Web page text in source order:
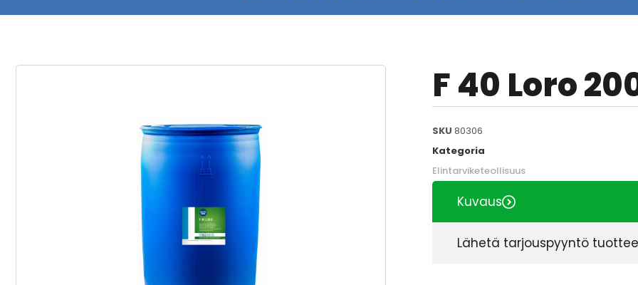
F 40 Loro
SKU 80306
Kategoria
Elintarviketeollisuus
Kuvaus
Lähetä tarjouspyyntö